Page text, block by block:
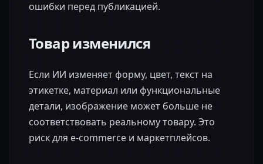
ошибки перед публикацией.
Товар изменился
Если ИИ изменяет форму, цвет, текст на
этикетке, материал или функциональные
детали, изображение может больше не
соответствовать реальному товару. Это
риск для e‑commerce и маркетплейсов.